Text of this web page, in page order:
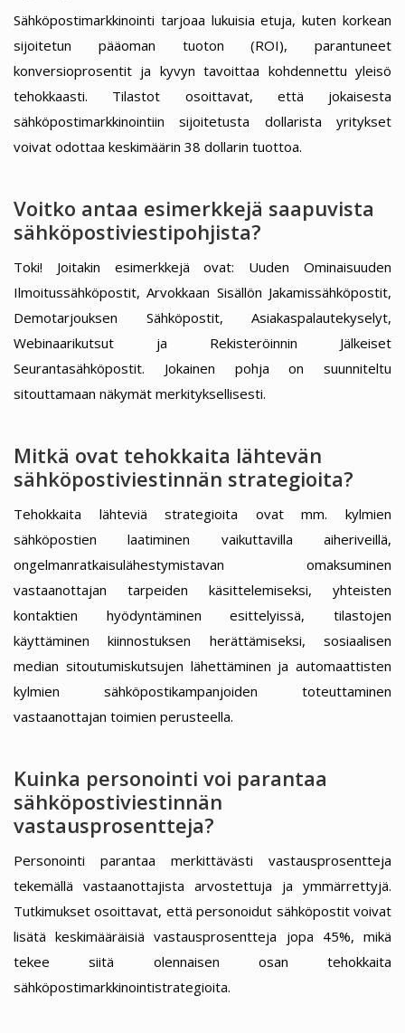
Sähköpostimarkkinointi tarjoaa lukuisia etuja, kuten korkean
sijoitetun pääoman tuoton (ROI), parantuneet
konversioprosentit ja kyvyn tavoittaa kohdennettu yleisö
tehokkaasti. Tilastot osoittavat, että jokaisesta
sähköpostimarkkinointiin sijoitetusta dollarista yritykset
voivat odottaa keskimäärin 38 dollarin tuottoa.
Voitko antaa esimerkkejä saapuvista
sähköpostiviestipohjista?
Toki! Joitakin esimerkkejä ovat: Uuden Ominaisuuden
Ilmoitussähköpostit, Arvokkaan Sisällön Jakamissähköpostit,
Demotarjouksen Sähköpostit, Asiakaspalautekyselyt,
Webinaarikutsut ja Rekisteröinnin Jälkeiset
Seurantasähköpostit. Jokainen pohja on suunniteltu
sitouttamaan näkymät merkityksellisesti.
Mitkä ovat tehokkaita lähtevän
sähköpostiviestinnän strategioita?
Tehokkaita lähteviä strategioita ovat mm. kylmien
sähköpostien laatiminen vaikuttavilla aiheriveillä,
ongelmanratkaisulähestymistavan omaksuminen
vastaanottajan tarpeiden käsittelemiseksi, yhteisten
kontaktien hyödyntäminen esittelyissä, tilastojen
käyttäminen kiinnostuksen herättämiseksi, sosiaalisen
median sitoutumiskutsujen lähettäminen ja automaattisten
kylmien sähköpostikampanjoiden toteuttaminen
vastaanottajan toimien perusteella.
Kuinka personointi voi parantaa
sähköpostiviestinnän
vastausprosentteja?
Personointi parantaa merkittävästi vastausprosentteja
tekemällä vastaanottajista arvostettuja ja ymmärrettyjä.
Tutkimukset osoittavat, että personoidut sähköpostit voivat
lisätä keskimääräisiä vastausprosentteja jopa 45%, mikä
tekee siitä olennaisen osan tehokkaita
sähköpostimarkkinointistrategioita.